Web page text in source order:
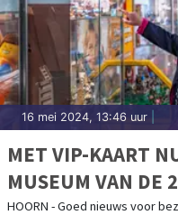
16 mei 2024, 13:46 uur
MET VIP-KAART
MUSEUM VAN DE
HOORN - Goed nieuws voor